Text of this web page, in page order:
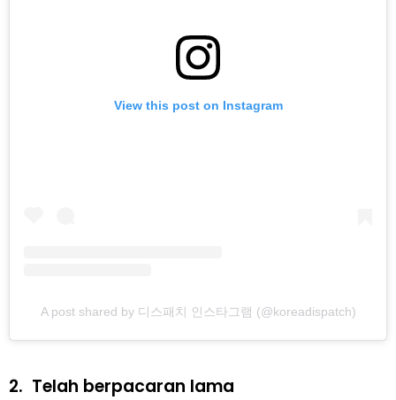
View this post on Instagram
A post shared by 디스패치 인스타그램 (@koreadispatch)
2. Telah berpacaran lama